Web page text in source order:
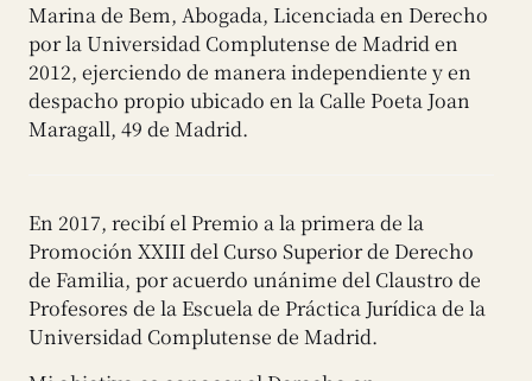
Marina de Bem, Abogada, Licenciada en Derecho
por la Universidad Complutense de Madrid en
2012, ejerciendo de manera independiente y en
despacho propio ubicado en la Calle Poeta Joan
Maragall, 49 de Madrid.
En 2017, recibí el Premio a la primera de la
Promoción XXIII del Curso Superior de Derecho
de Familia, por acuerdo unánime del Claustro de
Profesores de la Escuela de Práctica Jurídica de la
Universidad Complutense de Madrid.